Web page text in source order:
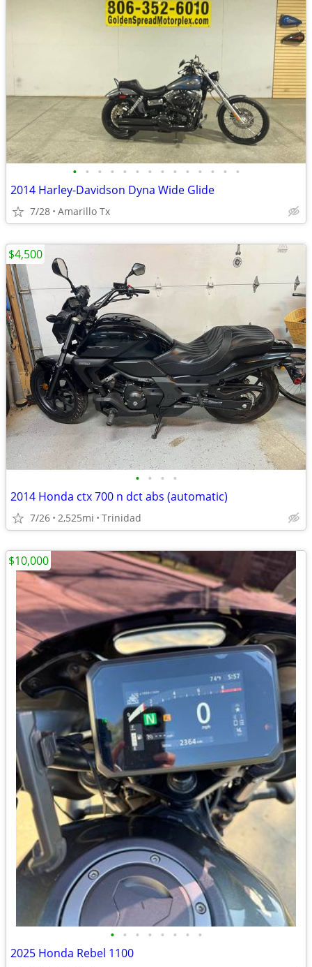
• • • • • • • • • • • • • •
2014 Harley-Davidson Dyna Wide Glide
7/28 Amarillo Tx
• • • •
2014 Honda ctx 700 n dct abs (automatic)
7/26 2,525mi Trinidad
$4,500
• • • • • • • •
2025 Honda Rebel 1100
$10,000